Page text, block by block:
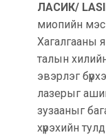
ЛАСИК/
миопийн
Хагалгааны
талын
эвэрлэг
лазерыг
зузааныг
хүрэхийн